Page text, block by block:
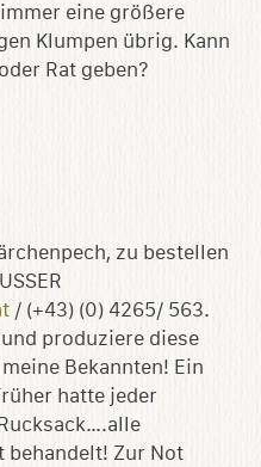
eine größere
Klumpen übrig. Kann
Rat geben?
zu bestellen
/ (+43) (0) 4265/ 563.
produziere diese
Bekannten! Ein
hatte jeder
behandelt! Zur Not